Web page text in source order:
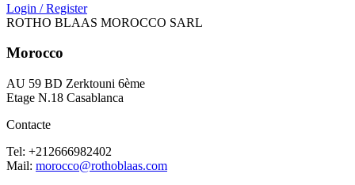
Login / Register
ROTHO BLAAS MOROCCO SARL
Morocco
AU 59 BD Zerktouni 6ème
Etage N.18 Casablanca
Contacte
Tel: +212666982402
Mail: morocco@rothoblaas.com